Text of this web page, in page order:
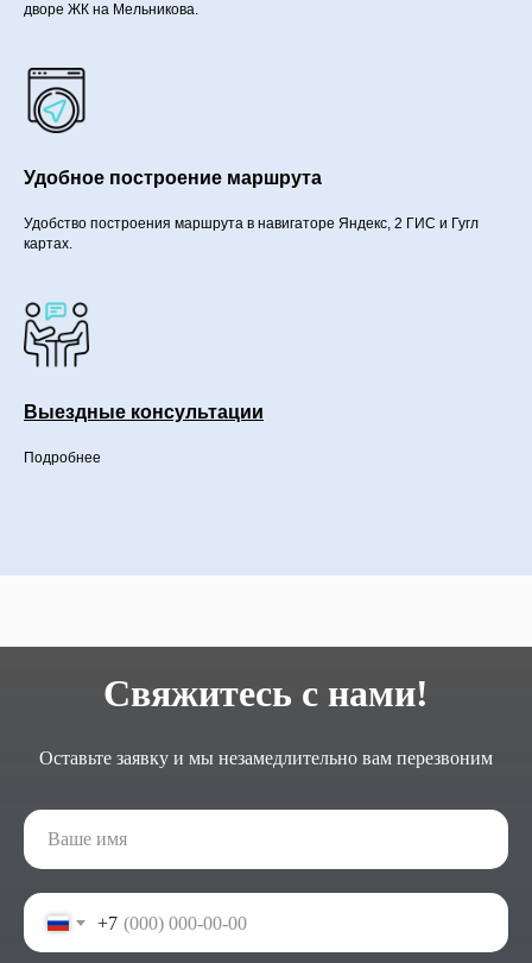
дворе ЖК на Мельникова.
Удобное построение маршрута
Удобство построения маршрута в навигаторе Яндекс, 2 ГИС и Гугл
картах.
Выездные консультации
Подробнее
Свяжитесь с нами!
Оставьте заявку и мы незамедлительно вам перезвоним
+7